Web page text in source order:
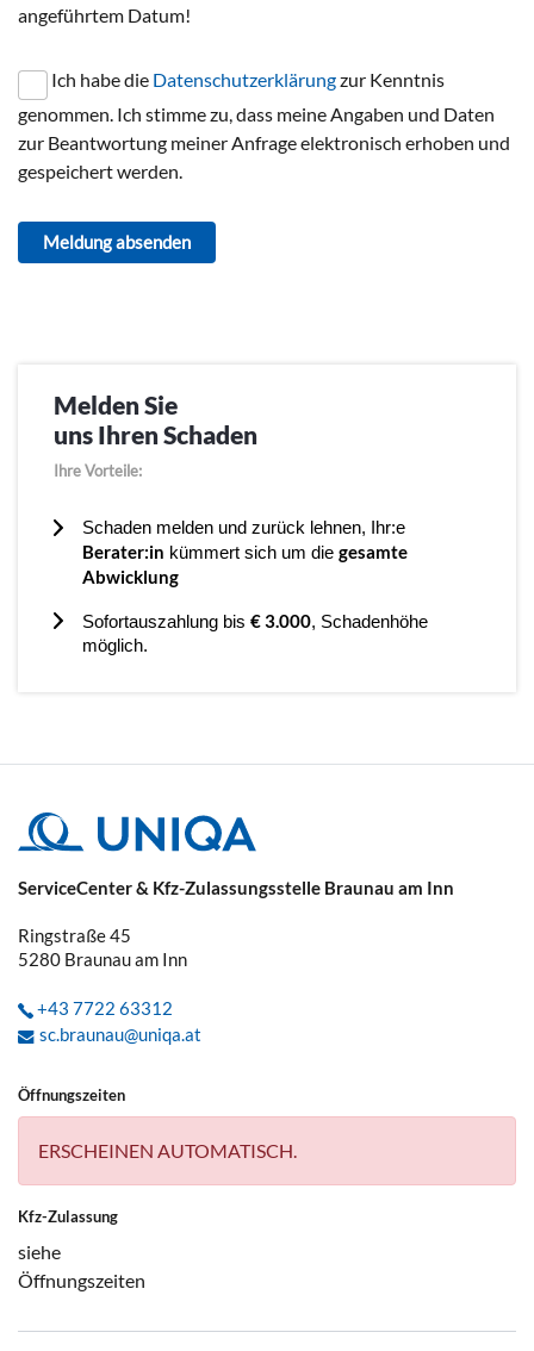
angeführtem Datum!
Ich habe die Datenschutzerklärungzur Kenntnis
genommen. Ich stimme zu, dass meine Angaben und Daten
zur Beantwortung meiner Anfrage elektronisch erhoben und
gespeichert werden.
Meldung absenden
Melden Sie
uns Ihren Schaden
Ihre Vorteile:
Schaden melden und zurück lehnen, Ihr:e
Berater:in kümmert sich um die gesamte
Abwicklung
Sofortauszahlung bis € 3.000, Schadenhöhe
möglich.
ServiceCenter & Kfz-Zulassungsstelle Braunau am Inn
Ringstraße 45
5280 Braunau am Inn
+43 7722 63312
sc.braunau@uniqa.at
Öffnungszeiten
ERSCHEINEN AUTOMATISCH.
Kfz-Zulassung
siehe
Öffnungszeiten